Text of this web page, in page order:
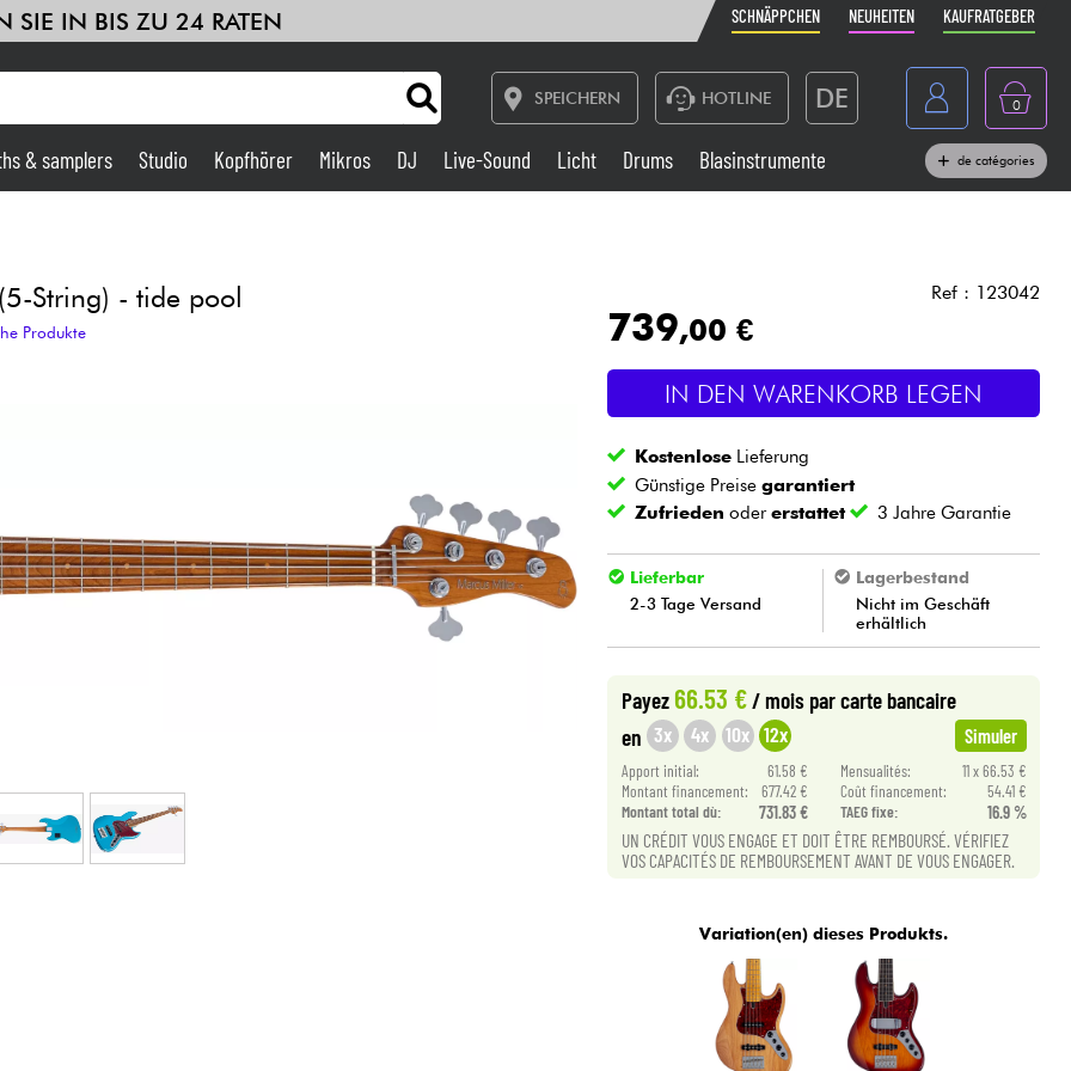
SIE IN BIS ZU 24 RATEN SCHNÄPPCHEN NEUHEITEN KAUFRATGEBER
SPEICHERN HOTLINE DE
Belgique
Nederland
0
Studio
Live-Sound
Blasinstrumente
Kabel & Zubehöre
Bundle
Sehen Sie sich unsere Marken an
& samplers Studio Kopfhörer Mikros DJ Live-Sound Licht Drums Blasinstrumente de catégories
String) - tide pool
Produkte
Ref : 123042
739,00 €
IN DEN WARENKORB LEGEN
Kostenlose Lieferung
Günstige Preisegarantiert
Zufrieden odererstattet 3 Jahre Garantie
Lieferbar
2-3 Tage Versand
Lagerbestand
Nicht im Geschäft
erhältlich
Payez66.53 €/ mois par carte bancaire
en 3x 4x 10x 12x Simuler
Apport initial: 61.58 € Mensualités:
11 x 66.53 €
Montant financement:
677.42 € Coût financement:
54.41 €
Montant total dù:
731.83 € TAEG fixe: 16.9 %
UN CRÉDIT VOUS ENGAGE ET DOIT ÊTRE REMBOURSÉ. VÉRIFIEZ
VOS CAPACITÉS DE REMBOURSEMENT AVANT DE VOUS ENGAGER.
Variation(en) dieses Produkts.